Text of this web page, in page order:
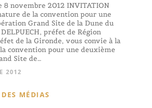
8 novembre 2012 INVITATION
de la convention pour une
Grand Site de la Dune du
préfet de Région
de la Gironde, vous convie à la
convention pour une deuxième
Site de…
2012
MÉDIAS